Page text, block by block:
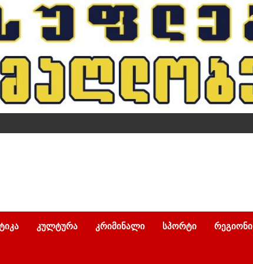
ᲙᲣᲚᲢᲣᲠᲐ ᲙᲠᲘᲛᲘᲜᲐᲚᲘ ᲡᲞᲝᲠᲢᲘ ᲠᲔᲒᲘᲝᲜᲘ